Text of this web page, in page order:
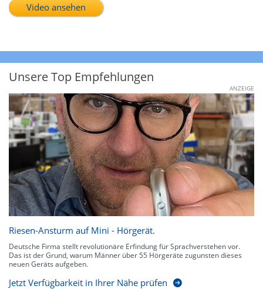
Video ansehen
Unsere Top Empfehlungen
ANZEIGE
Riesen-Ansturm auf Mini - Hörgerät.
Deutsche Firma stellt revolutionäre Erfindung für Sprachverstehen vor.
Das ist der Grund, warum Männer über 55 Hörgeräte zugunsten dieses
neuen Geräts aufgeben.
Jetzt Verfügbarkeit in Ihrer Nähe prüfen